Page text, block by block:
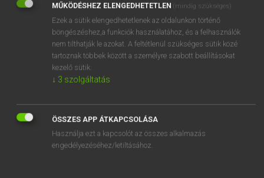
stump up
stump-wood
MICROSOFT OFFICE BŐVÍTMÉNY
BEÉPÜLŐ SZÓTÁRMODUL
ONLINE NYELVVIZSGA
MŰKÖDÉSHEZ ELENGEDHETETLEN (mindig szükséges)
Ezek a sütik elengedhetetlenek az oldalunkon történő
böngészéshez,a funkciók használatához, és a felhasználók
nem tilthatják le azokat. A feltétlenül szükséges sütik közé
tartoznak többek között a személyre szabott beállításokat
kezelő sütik.
↓ 3 szolgáltatás
ÖSSZES APP ÁTKAPCSOLÁSA
Használja ezt a kapcsolót az összes alkalmazás
engedélyezéséhez/letiltásához.